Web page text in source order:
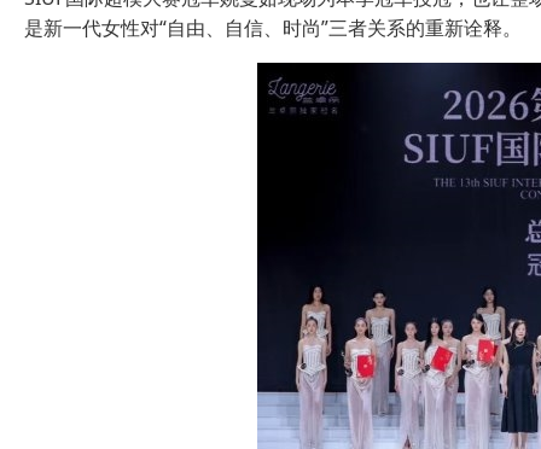
是新一代女性对“自由、自信、时尚”三者关系的重新诠释。